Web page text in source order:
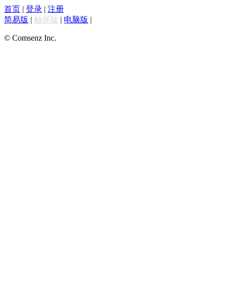
首页 | 登录 | 注册
简易版 | 触屏版 | 电脑版 |
© Comsenz Inc.